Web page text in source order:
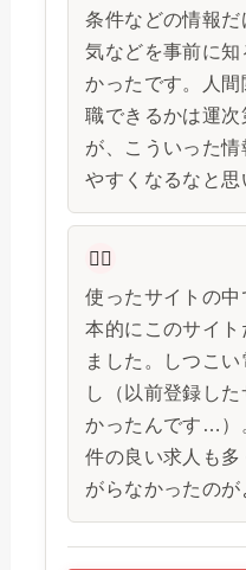
条件などの情報だ
気などを事前に知
かったです。人
職できるかは運
が、こういった
やすくなるなと思
👩‍⚕️
使ったサイトの
本的にこのサイト
ました。しつこ
し（以前登録し
かったんです…）
件の良い求人も
がらなかったのが